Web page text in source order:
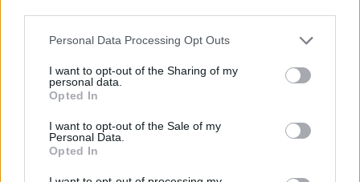
Please note that this website/app uses one or more Google
not limited to your visit or usage behaviour. You may click to
grant or deny consent to Google and its third-party tags to
use your data for below specified purposes in below Google
consent section.
Personal Data Processing Opt Outs
I want to opt-out of the Sharing of my
personal data.
Opted In
I want to opt-out of the Sale of my
Personal Data.
Opted In
Bár a Liberty Media egyik legfőbb célkitűzése a nézők
visszacsalogatása a képernyők elé és a pályákra, úgy tűnik, a